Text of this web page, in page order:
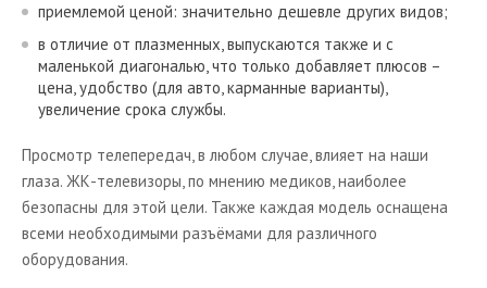
Музыкальные центры
CD-проигрыватели
Акустические системы
Тюнеры
Караоке
Проигрыватели виниловых дисков
приемлемой ценой: значительно дешевле других видов;
в отличие от плазменных, выпускаются также и с
маленькой диагональю, что только добавляет плюсов –
цена, удобство (для авто, карманные варианты),
увеличение срока службы.
Просмотр телепередач, в любом случае, влияет на наши
глаза. ЖК-телевизоры, по мнению медиков, наиболее
безопасны для этой цели. Также каждая модель оснащена
всеми необходимыми разъёмами для различного
оборудования.